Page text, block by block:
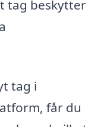
tag beskytter
tag i
får du